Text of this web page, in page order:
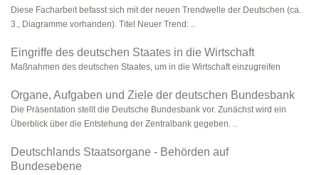
Diese Facharbeit befasst sich mit der neuen Trendwelle der Deutschen (ca.
3., Diagramme vorhanden). Titel Neuer Trend: ..
Eingriffe des deutschen Staates in die Wirtschaft
Maßnahmen des deutschen Staates, um in die Wirtschaft einzugreifen
Organe, Aufgaben und Ziele der deutschen Bundesbank
Die Präsentation stellt die Deutsche Bundesbank vor. Zunächst wird ein
Überblick über die Entstehung der Zentralbank gegeben. ..
Deutschlands Staatsorgane - Behörden auf
Bundesebene